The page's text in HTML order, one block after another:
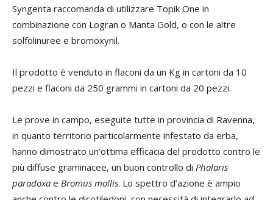
Syngenta raccomanda di utilizzare Topik One in
combinazione con Logran o Manta Gold, o con le altre
solfolinuree e bromoxynil.
Il prodotto è venduto in flaconi da un Kg in cartoni da 10
pezzi e flaconi da 250 grammi in cartoni da 20 pezzi.
Le prove in campo, eseguite tutte in provincia di Ravenna,
in quanto territorio particolarmente infestato da erba,
hanno dimostrato un’ottima efficacia del prodotto contro le
più diffuse graminacee, un buon controllo di Phalaris
paradoxa e Bromus mollis. Lo spettro d’azione è ampio